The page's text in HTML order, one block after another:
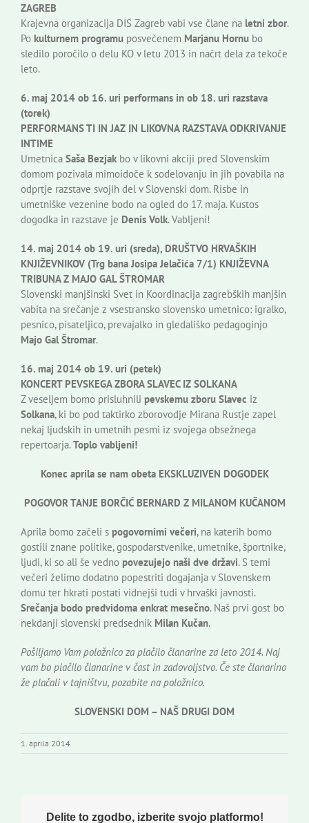
ZAGREB
Krajevna organizacija DIS Zagreb vabi vse člane na letni zbor.
Po kulturnem programu posvečenem Marjanu Hornu bo
sledilo poročilo o delu KO v letu 2013 in načrt dela za tekoče
leto.
6. maj 2014 ob 16. uri performans in ob 18. uri razstava
(torek)
PERFORMANS TI IN JAZ IN LIKOVNA RAZSTAVA ODKRIVANJE
INTIME
Umetnica Saša Bezjak bo v likovni akciji pred Slovenskim
domom pozivala mimoidoče k sodelovanju in jih povabila na
odprtje razstave svojih del v Slovenski dom. Risbe in
umetniške vezenine bodo na ogled do 17. maja. Kustos
dogodka in razstave je Denis Volk. Vabljeni!
14. maj 2014 ob 19. uri (sreda), DRUŠTVO HRVAŠKIH
KNJIŽEVNIKOV (Trg bana Josipa Jelačića 7/1) KNJIŽEVNA
TRIBUNA Z MAJO GAL ŠTROMAR
Slovenski manjšinski Svet in Koordinacija zagrebških manjšin
vabita na srečanje z vsestransko slovensko umetnico: igralko,
pesnico, pisateljico, prevajalko in gledališko pedagoginjo
Majo Gal Štromar.
16. maj 2014 ob 19. uri (petek)
KONCERT PEVSKEGA ZBORA SLAVEC IZ SOLKANA
Z veseljem bomo prisluhnili pevskemu zboru Slavec iz
Solkana, ki bo pod taktirko zborovodje Mirana Rustje zapel
nekaj ljudskih in umetnih pesmi iz svojega obsežnega
repertoarja.Toplo vabljeni!
Konec aprila se nam obeta EKSKLUZIVEN DOGODEK
POGOVOR TANJE BORČIĆ BERNARD Z MILANOM KUČANOM
Aprila bomo začeli s pogovornimi večeri, na katerih bomo
gostili znane politike, gospodarstvenike, umetnike, športnike,
ljudi, ki so ali še vedno povezujejo naši dve državi. S temi
večeri želimo dodatno popestriti dogajanja v Slovenskem
domu ter hkrati postati vidnejši tudi v hrvaški javnosti.
Srečanja bodo predvidoma enkrat mesečno. Naš prvi gost bo
nekdanji slovenski predsednik Milan Kučan.
Pošiljamo Vam položnico za plačilo članarine za leto 2014. Naj
vam bo plačilo članarine v čast in zadovoljstvo. Če ste članarino
že plačali v tajništvu, pozabite na položnico.
SLOVENSKI DOM – NAŠ DRUGI DOM
1. aprila 2014
Delite to zgodbo, izberite svojo platformo!